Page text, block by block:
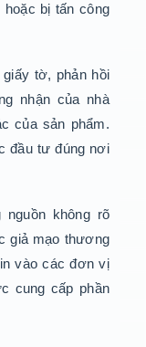
bị tấn công
tờ, phản hồi
nhận của nhà
của sản phẩm.
đầu tư đúng nơi
nguồn không rõ
giả mạo thương
vào các đơn vị
cung cấp phần